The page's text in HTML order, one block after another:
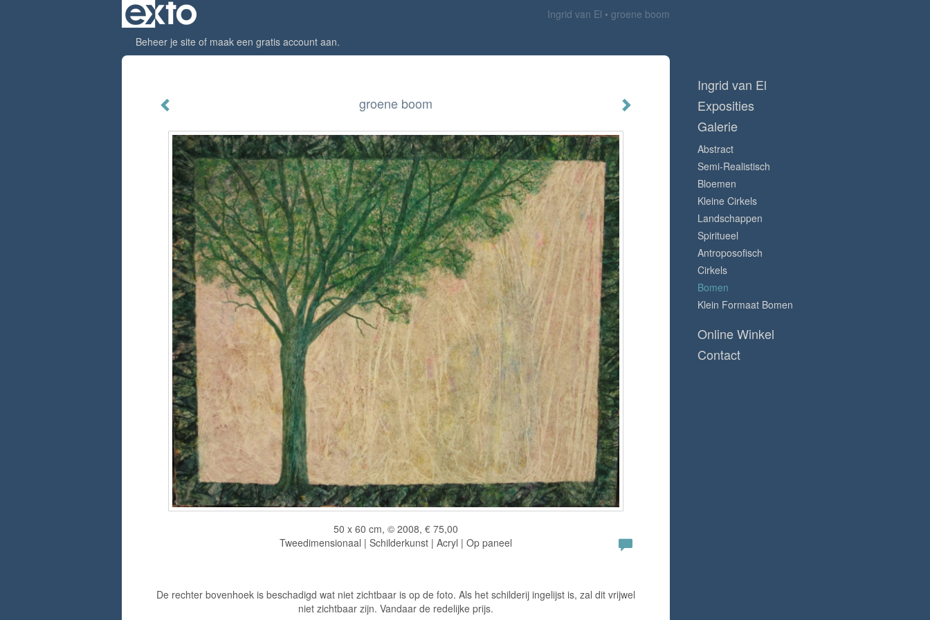
Ingrid van El
groene boom
Beheer je site of maak een gratis account aan.
groene boom
50 x 60 cm, © 2008, € 75,00
Tweedimensionaal | Schilderkunst | Acryl | Op paneel
De rechter bovenhoek is beschadigd wat niet zichtbaar is op de foto. Als het schilderij ingelijst is, zal dit vrijwel
niet zichtbaar zijn. Vandaar de redelijke prijs.
Ingrid van El
Exposities
Galerie
Abstract
Semi-Realistisch
Bloemen
Kleine Cirkels
Landschappen
Spiritueel
Antroposofisch
Cirkels
Bomen
Klein Formaat Bomen
Online Winkel
Contact